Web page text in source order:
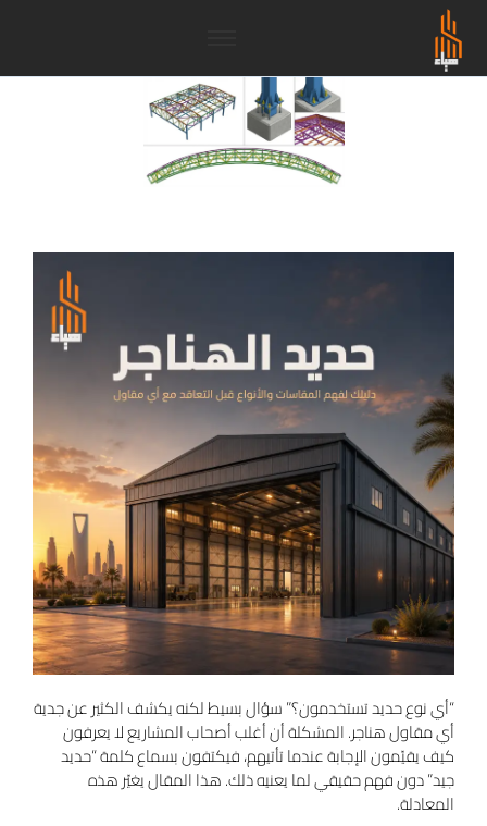
“أي نوع حديد تستخدمون؟” سؤال بسيط لكنه يكشف الكثير عن جدية
أي مقاول هناجر. المشكلة أن أغلب أصحاب المشاريع لا يعرفون
كيف يقيّمون الإجابة عندما تأتيهم، فيكتفون بسماع كلمة “حديد
جيد” دون فهم حقيقي لما يعنيه ذلك. هذا المقال يغيّر هذه
المعادلة.